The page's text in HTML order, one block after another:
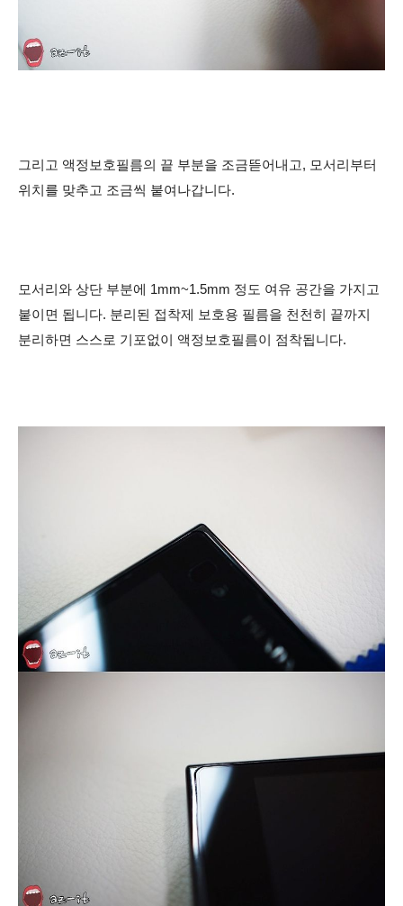
그리고 액정보호필름의 끝 부분을 조금뜯어내고, 모서리부터
위치를 맞추고 조금씩 붙여나갑니다.
모서리와 상단 부분에 1mm~1.5mm 정도 여유 공간을 가지고
붙이면 됩니다. 분리된 접착제 보호용 필름을 천천히 끝까지
분리하면 스스로 기포없이 액정보호필름이 점착됩니다.